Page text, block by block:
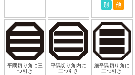
別
他
平隅切り角に三
つ引き
平隅切り角内に
三つ引き
細平隅切り角に
三つ引き